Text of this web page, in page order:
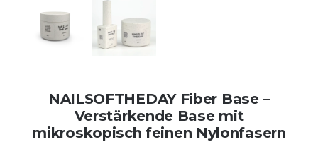
NAILSOFTHEDAY Fiber Base –
Verstärkende Base mit
mikroskopisch feinen Nylonfasern